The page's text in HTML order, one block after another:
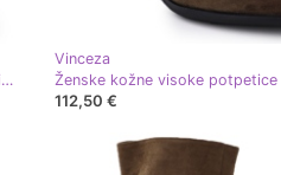
Kožne čizme na ukrasnom postu Black Vinceza 66811A crna
Vinceza
112,50 €